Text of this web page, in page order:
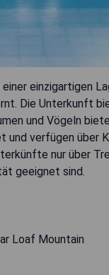
einzigartigen
Die Unterkunft
und Vögeln
verfügen über
nur über
geeignet sind.
Loaf Mountain